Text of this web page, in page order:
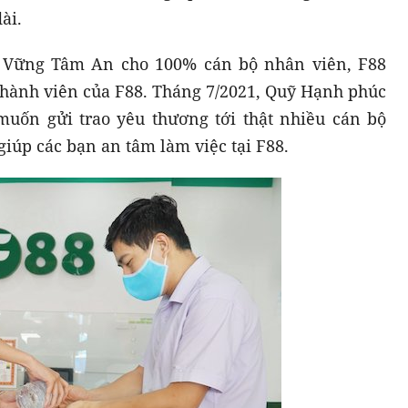
Tâm An cho 100% cán bộ nhân viên, F88
viên của F88. Tháng 7/2021, Quỹ Hạnh phúc
gửi trao yêu thương tới thật nhiều cán bộ
các bạn an tâm làm việc tại F88.